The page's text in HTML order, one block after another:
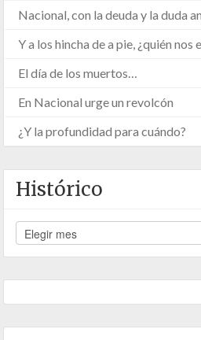
Nacional, con la deuda y la duda
Y a los hincha de a pie, ¿quién nos
El día de los muertos…
En Nacional urge un revolcón
¿Y la profundidad para cuándo?
Histórico